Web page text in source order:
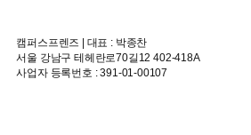
캠퍼스프렌즈 | 대표 : 박종찬
서울 강남구 테헤란로70길12 402-418A
사업자 등록번호 : 391-01-00107